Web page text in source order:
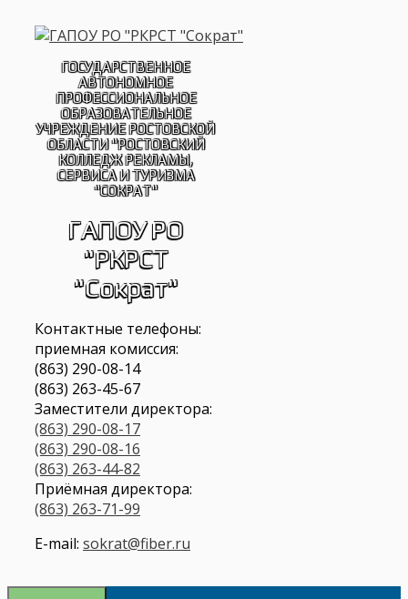
содержимому
ГОСУДАРСТВЕННОЕ
АВТОНОМНОЕ
ПРОФЕССИОНАЛЬНОЕ
ОБРАЗОВАТЕЛЬНОЕ
УЧРЕЖДЕНИЕ РОСТОВСКОЙ
ОБЛАСТИ "РОСТОВСКИЙ
КОЛЛЕДЖ РЕКЛАМЫ,
СЕРВИСА И ТУРИЗМА
"СОКРАТ"
ГАПОУ РО
"РКРСТ
"Сократ"
Контактные телефоны:
приемная комиссия:
(863) 290-08-14
(863) 263-45-67
Заместители директора:
(863) 290-08-17
(863) 290-08-16
(863) 263-44-82
Приёмная директора:
(863) 263-71-99
E-mail: sokrat@fiber.ru